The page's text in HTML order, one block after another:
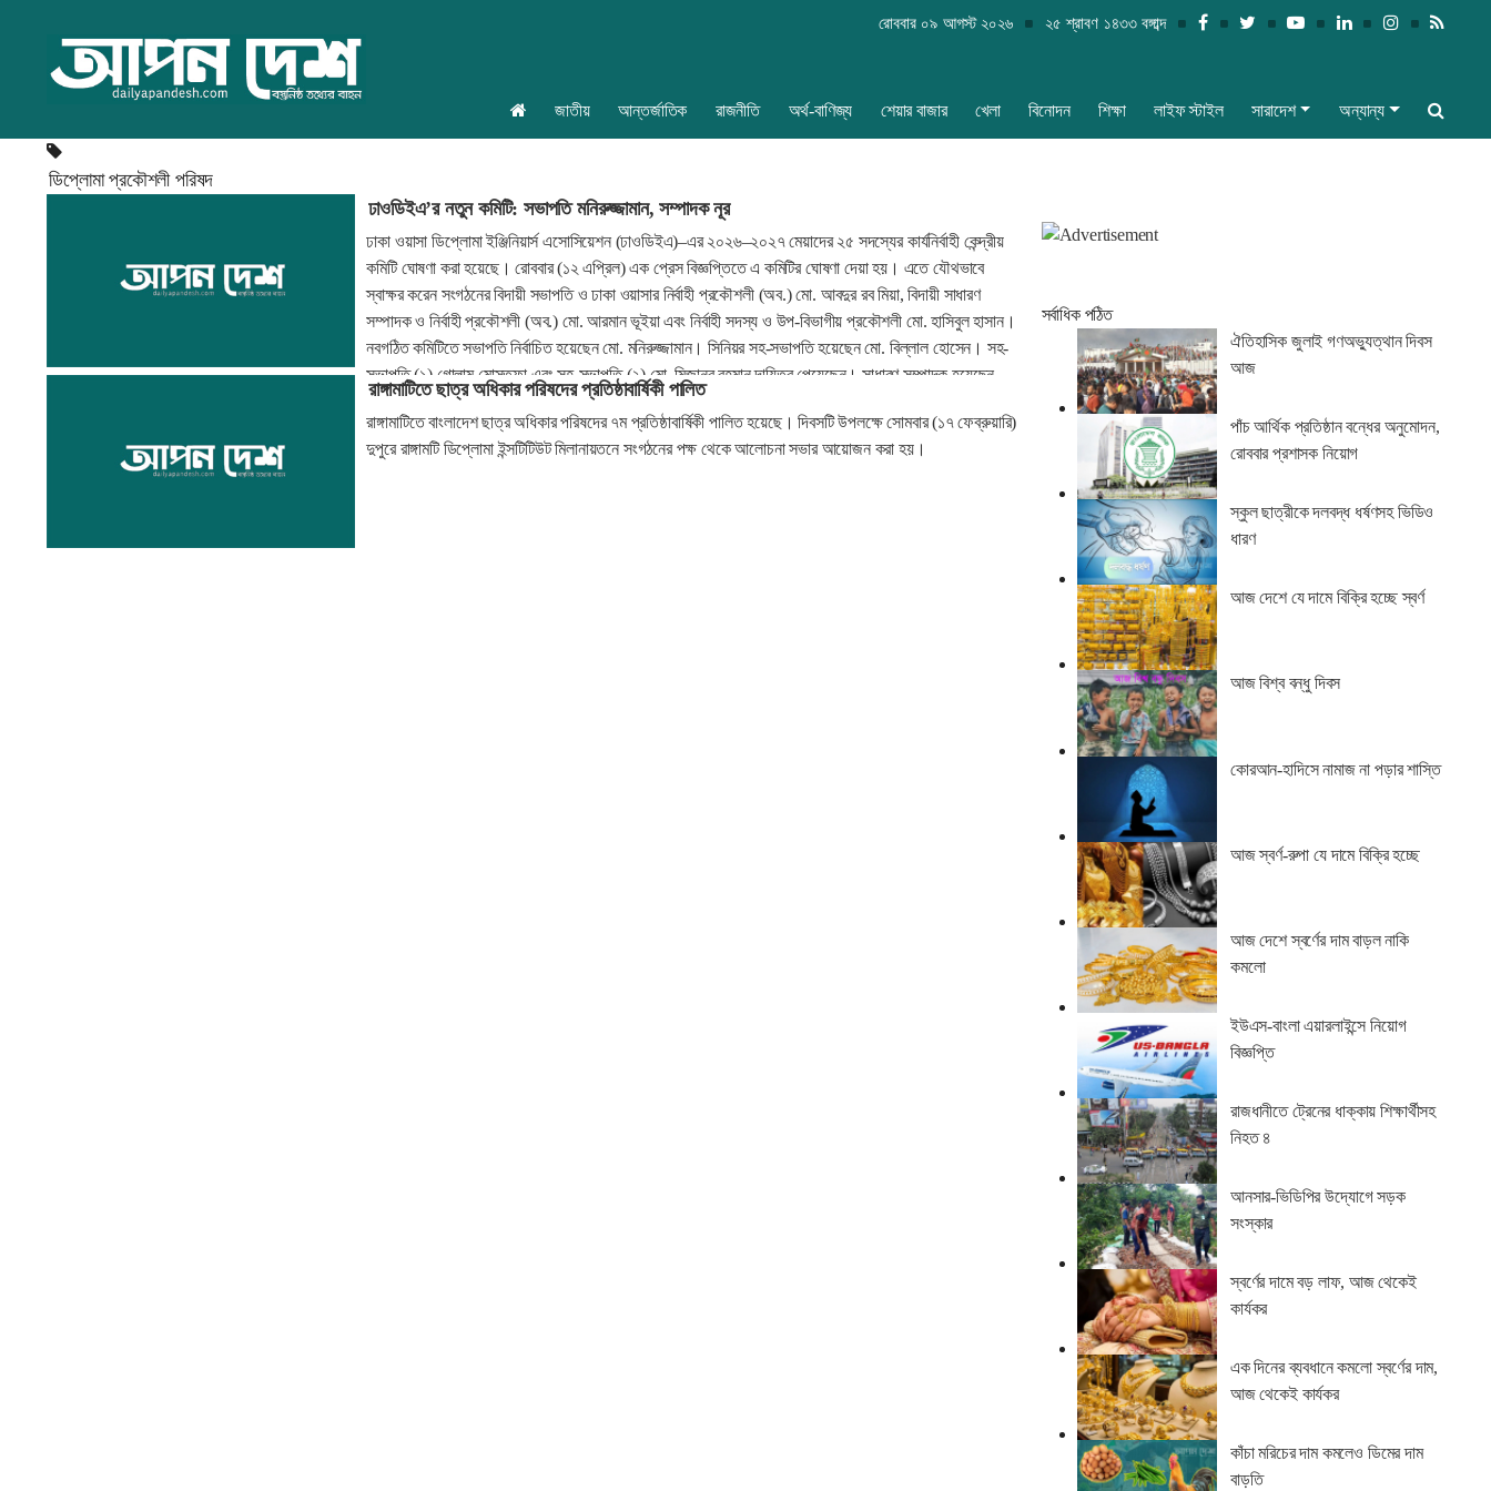
রোববার ০৯ আগস্ট ২০২৬ ২৫ শ্রাবণ ১৪৩৩ বঙ্গাব্দ
জাতীয় আন্তর্জাতিক রাজনীতি অর্থ-বাণিজ্য শেয়ার বাজার খেলা বিনোদন শিক্ষা লাইফ স্টাইল সারাদেশ অন্যান্য
ডিপ্লোমা প্রকৌশলী পরিষদ
ঢাওডিইএ’র নতুন কমিটি: সভাপতি মনিরুজ্জামান, সম্পাদক নূর
ঢাকা ওয়াসা ডিপ্লোমা ইঞ্জিনিয়ার্স এসোসিয়েশন (ঢাওডিইএ)–এর ২০২৬–২০২৭ মেয়াদের ২৫ সদস্যের কার্যনির্বাহী কেন্দ্রীয়
কমিটি ঘোষণা করা হয়েছে। রোববার (১২ এপ্রিল) এক প্রেস বিজ্ঞপ্তিতে এ কমিটির ঘোষণা দেয়া হয়। এতে যৌথভাবে
স্বাক্ষর করেন সংগঠনের বিদায়ী সভাপতি ও ঢাকা ওয়াসার নির্বাহী প্রকৌশলী (অব.) মো. আবদুর রব মিয়া, বিদায়ী সাধারণ
সম্পাদক ও নির্বাহী প্রকৌশলী (অব.) মো. আরমান ভূইয়া এবং নির্বাহী সদস্য ও উপ-বিভাগীয় প্রকৌশলী মো. হাসিবুল হাসান।
নবগঠিত কমিটিতে সভাপতি নির্বাচিত হয়েছেন মো. মনিরুজ্জামান। সিনিয়র সহ-সভাপতি হয়েছেন মো. বিল্লাল হোসেন। সহ-
সভাপতি (১) গোলাম মোস্তফা এবং সহ-সভাপতি (২) মো. মিজানুর রহমান দায়িত্ব পেয়েছেন। সাধারণ সম্পাদক হয়েছেন
মো. নূর হোসেন।
রাঙ্গামাটিতে ছাত্র অধিকার পরিষদের প্রতিষ্ঠাবার্ষিকী পালিত
রাঙ্গামাটিতে বাংলাদেশ ছাত্র অধিকার পরিষদের ৭ম প্রতিষ্ঠাবার্ষিকী পালিত হয়েছে। দিবসটি উপলক্ষে সোমবার (১৭ ফেব্রুয়ারি)
দুপুরে রাঙ্গামটি ডিপ্লোমা ইন্সটিটিউট মিলানায়তনে সংগঠনের পক্ষ থেকে আলোচনা সভার আয়োজন করা হয়।
সর্বাধিক পঠিত
ঐতিহাসিক জুলাই গণঅভ্যুত্থান দিবস
আজ
পাঁচ আর্থিক প্রতিষ্ঠান বন্ধের অনুমোদন,
রোববার প্রশাসক নিয়োগ
স্কুল ছাত্রীকে দলবদ্ধ ধর্ষণসহ ভিডিও
ধারণ
আজ দেশে যে দামে বিক্রি হচ্ছে স্বর্ণ
আজ বিশ্ব বন্ধু দিবস
কোরআন-হাদিসে নামাজ না পড়ার শাস্তি
আজ স্বর্ণ-রুপা যে দামে বিক্রি হচ্ছে
আজ দেশে স্বর্ণের দাম বাড়ল নাকি
কমলো
ইউএস-বাংলা এয়ারলাইন্সে নিয়োগ
বিজ্ঞপ্তি
রাজধানীতে ট্রেনের ধাক্কায় শিক্ষার্থীসহ
নিহত ৪
আনসার-ভিডিপির উদ্যোগে সড়ক
সংস্কার
স্বর্ণের দামে বড় লাফ, আজ থেকেই
কার্যকর
এক দিনের ব্যবধানে কমলো স্বর্ণের দাম,
আজ থেকেই কার্যকর
কাঁচা মরিচের দাম কমলেও ডিমের দাম
বাড়তি